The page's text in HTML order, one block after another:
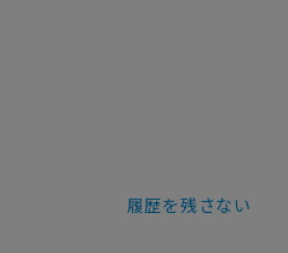
履歴を残さない